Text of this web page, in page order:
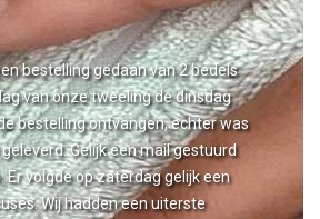
bestelling gedaan van 2 bedels
van onze tweeling de dinsdag
bestelling ontvangen, echter was
Gelijk een mail gestuurd
Er volgde op zaterdag gelijk een
Wij hadden een uiterste